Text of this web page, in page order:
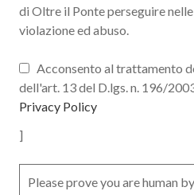
di Oltre il Ponte perseguire
violazione ed abuso.
Acconsento al trattamento
dell'art. 13 del D.lgs. n. 196/
Privacy Policy
]
Please prove you are human